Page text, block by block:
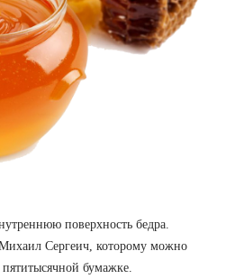
поверхность бедра.
Сергеич, которому можно
бумажке.